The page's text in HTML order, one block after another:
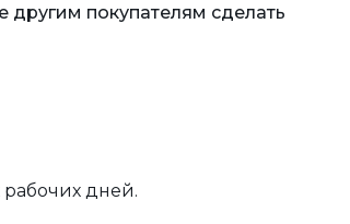
покупателям сделать
рабочих дней.